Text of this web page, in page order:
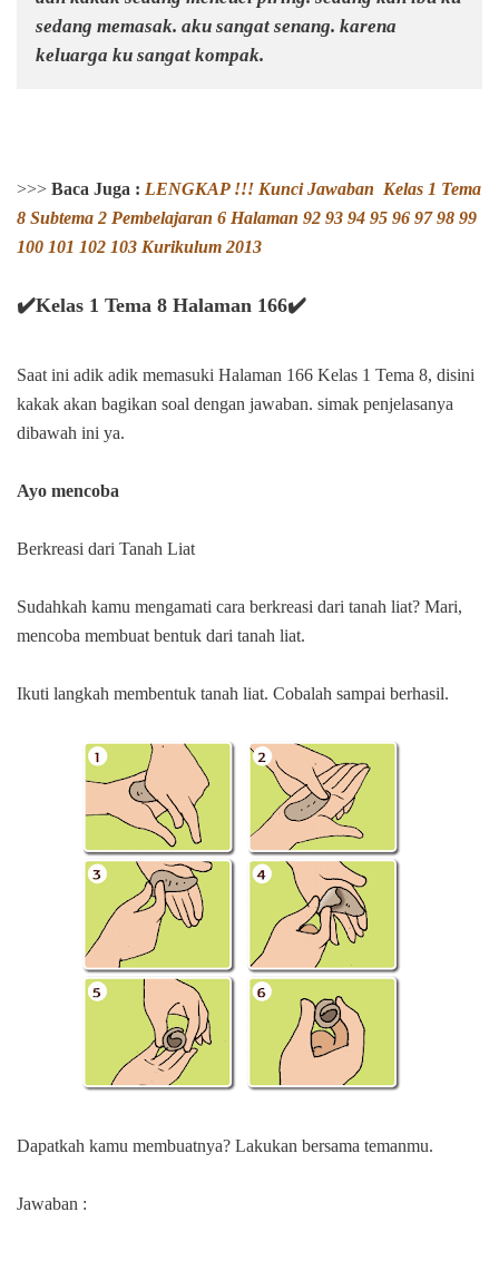
sedang memasak. aku sangat senang. karena
keluarga ku sangat kompak.
>>> Baca Juga : LENGKAP !!! Kunci Jawaban Kelas 1 Tema
8 Subtema 2 Pembelajaran 6 Halaman 92 93 94 95 96 97 98 99
100 101 102 103 Kurikulum 2013
✔️Kelas 1 Tema 8 Halaman 166✔️
Saat ini adik adik memasuki Halaman 166 Kelas 1 Tema 8, disini
kakak akan bagikan soal dengan jawaban. simak penjelasanya
dibawah ini ya.
Ayo mencoba
Berkreasi dari Tanah Liat
Sudahkah kamu mengamati cara berkreasi dari tanah liat? Mari,
mencoba membuat bentuk dari tanah liat.
Ikuti langkah membentuk tanah liat. Cobalah sampai berhasil.
Dapatkah kamu membuatnya? Lakukan bersama temanmu.
Jawaban :